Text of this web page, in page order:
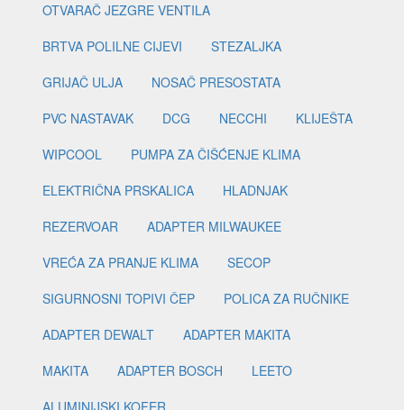
OTVARAČ JEZGRE VENTILA
BRTVA POLILNE CIJEVI
STEZALJKA
GRIJAČ ULJA
NOSAČ PRESOSTATA
PVC NASTAVAK
DCG NECCHI
KLIJEŠTA
WIPCOOL
PUMPA ZA ČIŠĆENJE KLIMA
ELEKTRIČNA PRSKALICA
HLADNJAK
REZERVOAR
ADAPTER MILWAUKEE
VREĆA ZA PRANJE KLIMA
SECOP
SIGURNOSNI TOPIVI ČEP
POLICA ZA RUČNIKE
ADAPTER DEWALT
ADAPTER MAKITA
MAKITA
ADAPTER BOSCH
LEETO
ALUMINIJSKI KOFER